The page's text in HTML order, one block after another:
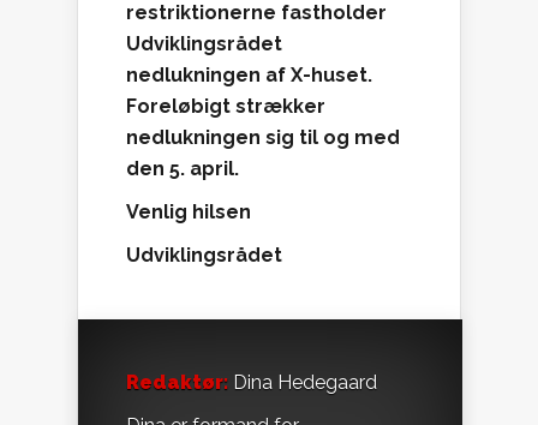
restriktionerne fastholder
Udviklingsrådet
nedlukningen af X-huset.
Foreløbigt strækker
nedlukningen sig til og med
den 5. april.
Venlig hilsen
Udviklingsrådet
Redaktør: Dina Hedegaard